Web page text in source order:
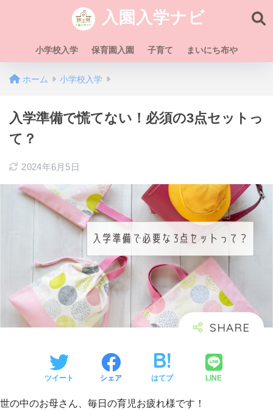
入園入学ナビ
小学校入学 保育園入園 子育て まいにち布や
ホーム 小学校入学
入学準備で慌てない！必須の3点セットっ
て？
2024年6月5日
ツイート シェア はてブ LINE
世の中のお母さん、毎日の育児お疲れ様です！